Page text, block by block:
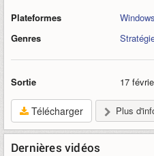
Plateformes
Windows
Genres
Sortie 17
Télécharger Plus
Dernières vidéos